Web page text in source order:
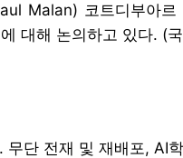
Malan) 코트디부아르
대해 논의하고 있다. (
단 전재 및 재배포, AI